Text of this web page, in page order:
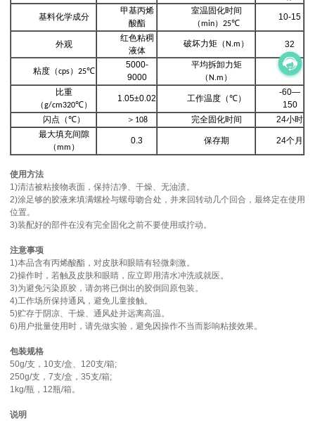
基料化学成分
甲基丙烯
酸酯
室温固化时间
（min）25℃
10-15
外观
红色粘稠
液体
破坏力矩（N.m ） 32
粘度（cps） 25℃
5000-
9000
平均拆卸力矩
（N.m ）
28
比重
（g/cm320℃）
1.05±0.02 工作温度（℃）
-60—
150
闪点（℃） ＞ 108 完全固化时间 24小时
最大填充间隙
（mm ）
0.3 保存期 24个月
使用方法
1)清洁被粘接物表面，保持洁净、干燥、无油渍。
2)涂足够的胶液来填满螺栓与螺母吻合处，并来回转动几个回合，最终定在使用
位置。
3)装配好的部件在没有完全固化之前不要使用或拧动。
注意事项
1)本品含有丙烯酸酯，对皮肤和眼睛有轻微刺激。
2)操作时，若触及皮肤和眼睛，应立即用清水冲洗或就医。
3)为避免污染原胶，请勿将已倒出的胶倒回原包装。
4)工作场所保持通风，避免儿童接触。
5)贮存于阴凉、干燥、通风处并远离高温。
6)用户批量使用时，请先做实验，避免因操作不当而影响粘接效果。
包装规格
50g/支，10支/盒、120支/箱;
250g/支，7支/盒，35支/箱;
1kg/瓶，12瓶/箱。
说明